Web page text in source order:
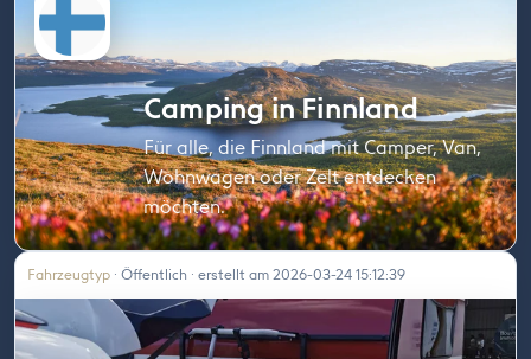
Camping in Finnland
Für alle, die Finnland mit Camper, Van,
Wohnwagen oder Zelt entdecken
möchten.
Fahrzeugtyp · Öffentlich · erstellt am 2026-03-24 15:12:39